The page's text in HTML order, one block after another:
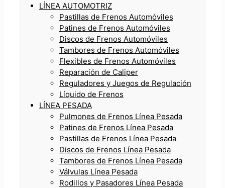
LÍNEA AUTOMOTRIZ
Pastillas de Frenos Automóviles
Patines de Frenos Automóviles
Discos de Frenos Automóviles
Tambores de Frenos Automóviles
Flexibles de Frenos Automóviles
Reparación de Caliper
Reguladores y Juegos de Regulación
Líquido de Frenos
LÍNEA PESADA
Pulmones de Frenos Línea Pesada
Patines de Frenos Línea Pesada
Pastillas de Frenos Línea Pesada
Discos de Frenos Línea Pesada
Tambores de Frenos Línea Pesada
Válvulas Línea Pesada
Rodillos y Pasadores Línea Pesada